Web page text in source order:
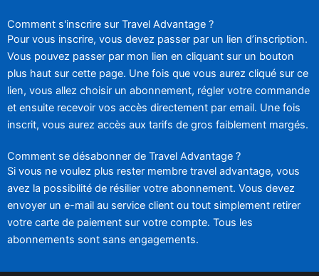
Comment s'inscrire sur Travel Advantage ?
Pour vous inscrire, vous devez passer par un lien d’inscription.
Vous pouvez passer par mon lien en cliquant sur un bouton
plus haut sur cette page. Une fois que vous aurez cliqué sur ce
lien, vous allez choisir un abonnement, régler votre commande
et ensuite recevoir vos accès directement par email. Une fois
inscrit, vous aurez accès aux tarifs de gros faiblement margés.
Comment se désabonner de Travel Advantage ?
Si vous ne voulez plus rester membre travel advantage, vous
avez la possibilité de résilier votre abonnement. Vous devez
envoyer un e-mail au service client ou tout simplement retirer
votre carte de paiement sur votre compte. Tous les
abonnements sont sans engagements.